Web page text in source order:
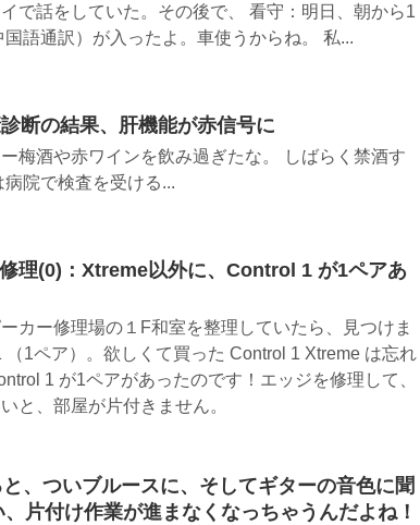
で話をしていた。その後で、 看守：明日、朝から1
語通訳）が入ったよ。車使うからね。 私...
断の結果、肝機能が赤信号に
梅酒や赤ワインを飲み過ぎたな。 しばらく禁酒す
院で検査を受ける...
理(0)：Xtreme以外に、Control 1 が1ペアあ
カー修理場の１F和室を整理していたら、見つけま
（1ペア）。欲しくて買った Control 1 Xtreme は忘れ
1 が1ペアがあったのです！エッジを修理して、
と、部屋が片付きません。
、ついブルースに、そしてギターの音色に聞
片付け作業が進まなくなっちゃうんだよね！